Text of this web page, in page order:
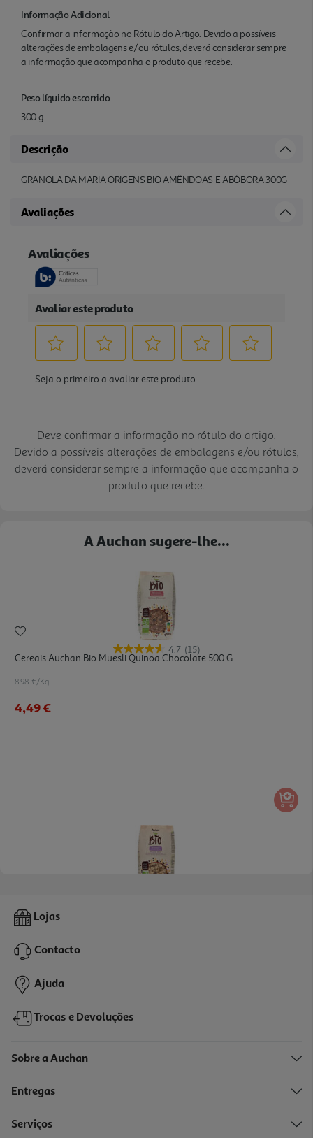
Informação Adicional
Confirmar a informação no Rótulo do Artigo. Devido a possíveis
alterações de embalagens e/ou rótulos, deverá considerar sempre
a informação que acompanha o produto que recebe.
Peso líquido escorrido
300 g
Descrição
GRANOLA DA MARIA ORIGENS BIO AMÊNDOAS E ABÓBORA 300G
Avaliações
Deve confirmar a informação no rótulo do artigo.
Devido a possíveis alterações de embalagens e/ou rótulos,
deverá considerar sempre a informação que acompanha o
produto que recebe.
A Auchan sugere-lhe...
4.7 (15)
Cereais Auchan Bio Muesli Quinoa Chocolate 500 G
8.98 €/Kg
4,49 €
Cereais Auchan Bio Muesli Estaladiço 500 G
3,99 €
Lojas
Contacto
Ajuda
Trocas e Devoluções
Sobre a Auchan
Entregas
Serviços